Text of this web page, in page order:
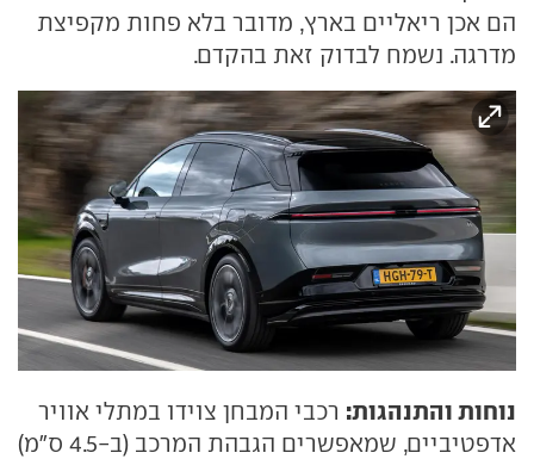
הם אכן ריאליים בארץ, מדובר בלא פחות מקפיצת
מדרגה. נשמח לבדוק זאת בהקדם.
נוחות והתנהגות: רכבי המבחן צוידו במתלי אוויר
אדפטיביים, שמאפשרים הגבהת המרכב (ב-4.5 ס"מ)